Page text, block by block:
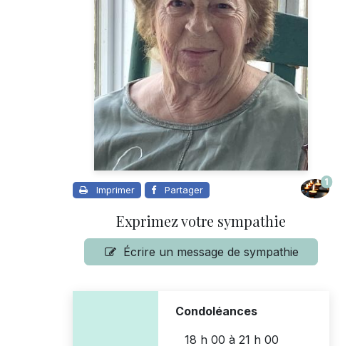
Imprimer Partager
1
Exprimez votre sympathie
Écrire un message de sympathie
Condoléances
18 h 00 à 21 h 00